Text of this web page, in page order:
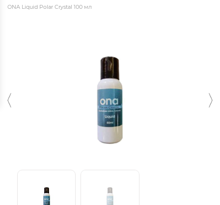
ONA Liquid Polar Crystal 100 мл